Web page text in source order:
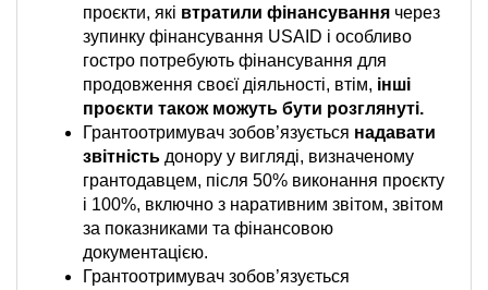
проєкти, які втратили фінансування через
зупинку фінансування USAID і особливо
гостро потребують фінансування для
продовження своєї діяльності, втім, інші
проєкти також можуть бути розглянуті.
Грантоотримувач зобов’язується надавати
звітність донору у вигляді, визначеному
грантодавцем, після 50% виконання проєкту
і 100%, включно з наративним звітом, звітом
за показниками та фінансовою
документацією.
Грантоотримувач зобов’язується